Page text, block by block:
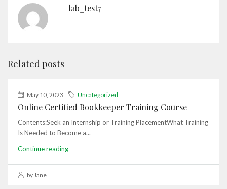
lab_test7
Related posts
May 10, 2023 Uncategorized
Online Certified Bookkeeper Training Course
Contents:Seek an Internship or Training PlacementWhat Training
Is Needed to Become a...
Continue reading
by Jane